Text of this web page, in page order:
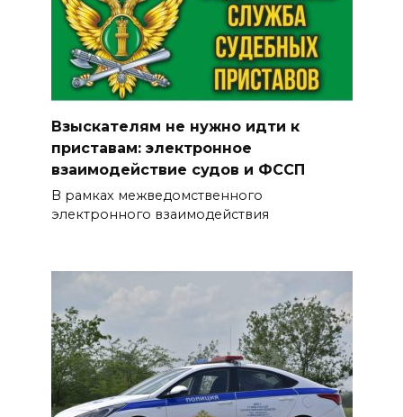
программа Т2 «Выгодно
вместе» теперь доступна
абонентам других операторов
05 августа 2026 16:30
ВСЕ КАК ЕСТЬ. Украинских
телефонных бандитов
«крышует» киевская власть
05 августа 2026 16:20
загорелся автомобиль,
пострадал водитель
05 августа 2026 15:59
На Дону в ближайшие три
дня ожидается жара до +40
Взыскателям не нужно идти к
приставам: электронное
взаимодействие судов и ФССП
В рамках межведомственного
электронного взаимодействия